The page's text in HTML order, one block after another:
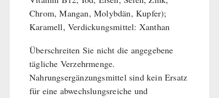
Chrom, Mangan, Molybdän, Kupfer);
Karamell, Verdickungsmittel: Xanthan
Überschreiten Sie nicht die angegebene
tägliche Verzehrmenge.
Nahrungsergänzungsmittel sind kein Ersatz
für eine abwechslungsreiche und